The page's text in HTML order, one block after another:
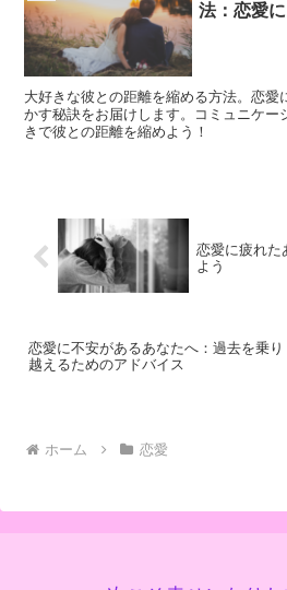
法：恋愛
大好きな彼との距離を縮める方法。恋愛
かす秘訣をお届けします。コミュニケー
きで彼との距離を縮めよう！
恋愛に疲れた
よう
恋愛に不安があるあなたへ：過去を乗り
越えるためのアドバイス
ホーム 恋愛